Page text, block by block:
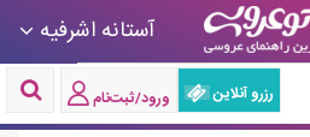
آستانه اشرفیه
رزرو آنلاین ورود/ثبت‌نام